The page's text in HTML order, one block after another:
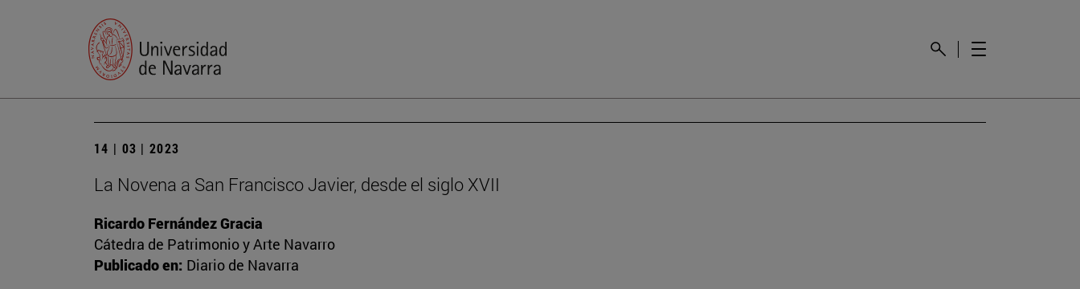
14 | 03 | 2023
La Novena a San Francisco Javier, desde el siglo XVII
Ricardo Fernández Gracia
Cátedra de Patrimonio y Arte Navarro
Publicado en: Diario de Navarra